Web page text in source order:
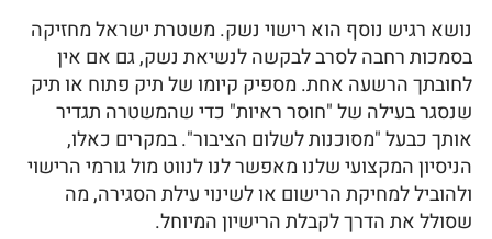
נושא רגיש נוסף הוא רישוי נשק. משטרת ישראל מחזיקה
בסמכות רחבה לסרב לבקשה לנשיאת נשק, גם אם אין
לחובתך הרשעה אחת. מספיק קיומו של תיק פתוח או תיק
שנסגר בעילה של "חוסר ראיות" כדי שהמשטרה תגדיר
אותך כבעל "מסוכנות לשלום הציבור". במקרים כאלו,
הניסיון המקצועי שלנו מאפשר לנו לנווט מול גורמי הרישוי
ולהוביל למחיקת הרישום או לשינוי עילת הסגירה, מה
שסולל את הדרך לקבלת הרישיון המיוחל.